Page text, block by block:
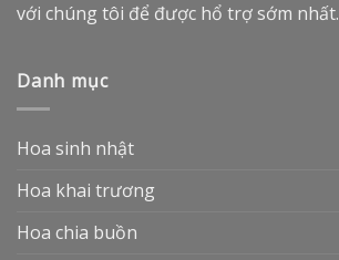
với chúng tôi để được hổ trợ sớm nhất.
Danh mục
Hoa sinh nhật
Hoa khai trương
Hoa chia buồn